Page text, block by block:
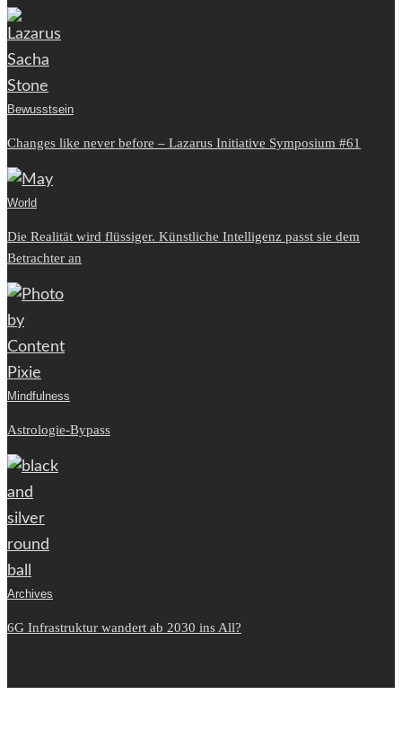
Bewusstsein
Changes like never before – Lazarus Initiative Symposium #61
World
Die Realität wird flüssiger. Künstliche Intelligenz passt sie dem
Betrachter an
Mindfulness
Astrologie-Bypass
Archives
6G Infrastruktur wandert ab 2030 ins All?